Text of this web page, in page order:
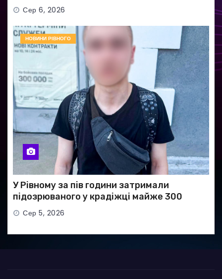
Сер 6, 2026
НОВИНИ РІВНОГО
У Рівному за пів години затримали
підозрюваного у крадіжці майже 300
тисяч гривень
Сер 5, 2026